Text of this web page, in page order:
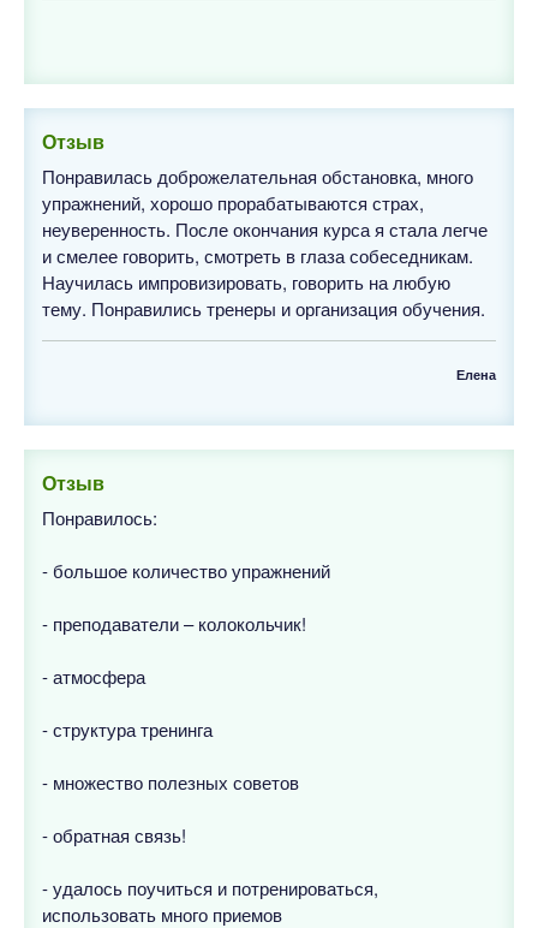
Отзыв
Понравилась доброжелательная обстановка, много
упражнений, хорошо прорабатываются страх,
неуверенность. После окончания курса я стала легче
и смелее говорить, смотреть в глаза собеседникам.
Научилась импровизировать, говорить на любую
тему. Понравились тренеры и организация обучения.
Елена
Отзыв
Понравилось:
- большое количество упражнений
- преподаватели – колокольчик!
- атмосфера
- структура тренинга
- множество полезных советов
- обратная связь!
- удалось поучиться и потренироваться,
использовать много приемов